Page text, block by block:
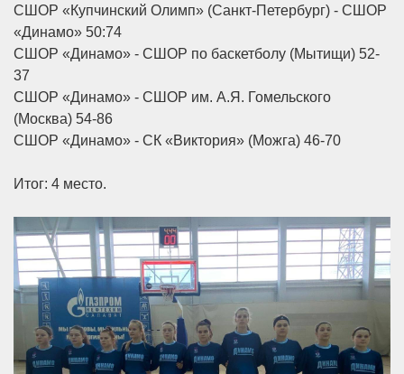
СШОР «Купчинский Олимп» (Санкт-Петербург) - СШОР
«Динамо» 50:74
СШОР «Динамо» - СШОР по баскетболу (Мытищи) 52-
37
СШОР «Динамо» - СШОР им. А.Я. Гомельского
(Москва) 54-86
СШОР «Динамо» - СК «Виктория» (Можга) 46-70
Итог: 4 место.